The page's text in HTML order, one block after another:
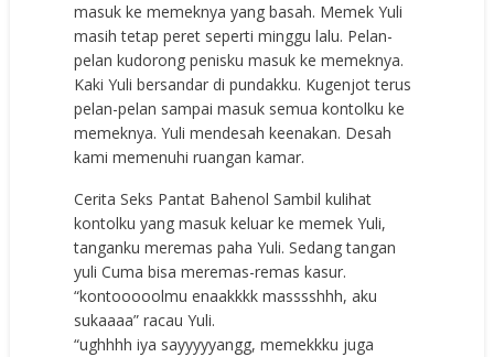
masuk ke memeknya yang basah. Memek Yuli
masih tetap peret seperti minggu lalu. Pelan-
pelan kudorong penisku masuk ke memeknya.
Kaki Yuli bersandar di pundakku. Kugenjot terus
pelan-pelan sampai masuk semua kontolku ke
memeknya. Yuli mendesah keenakan. Desah
kami memenuhi ruangan kamar.
Cerita Seks Pantat Bahenol Sambil kulihat
kontolku yang masuk keluar ke memek Yuli,
tanganku meremas paha Yuli. Sedang tangan
yuli Cuma bisa meremas-remas kasur.
“kontooooolmu enaakkkk masssshhh, aku
sukaaaa” racau Yuli.
“ughhhh iya sayyyyyangg, memekkku juga